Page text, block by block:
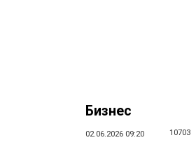
Бизнес
02.06.2026 09:20 10703